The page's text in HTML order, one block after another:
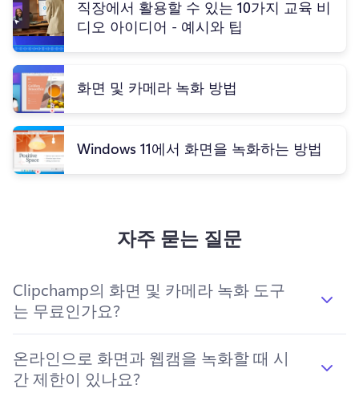
직장에서 활용할 수 있는 10가지 교육 비
디오 아이디어 - 예시와 팁
화면 및 카메라 녹화 방법
Windows 11에서 화면을 녹화하는 방법
자주 묻는 질문
Clipchamp의 화면 및 카메라 녹화 도구
는 무료인가요?
온라인으로 화면과 웹캠을 녹화할 때 시
간 제한이 있나요?